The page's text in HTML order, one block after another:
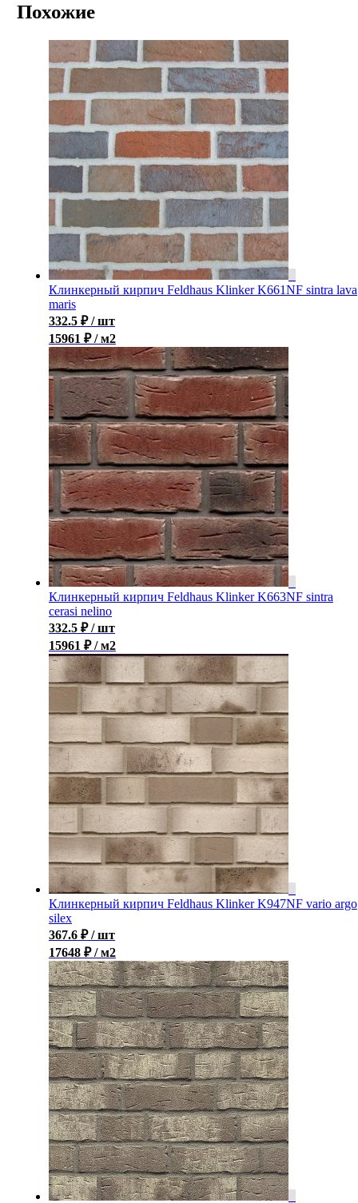
Похожие
Клинкерный кирпич Feldhaus Klinker K661NF sintra lava
maris
332.5 ₽ / шт
15961 ₽ / м2
Клинкерный кирпич Feldhaus Klinker K663NF sintra
cerasi nelino
332.5 ₽ / шт
15961 ₽ / м2
Клинкерный кирпич Feldhaus Klinker K947NF vario argo
silex
367.6 ₽ / шт
17648 ₽ / м2